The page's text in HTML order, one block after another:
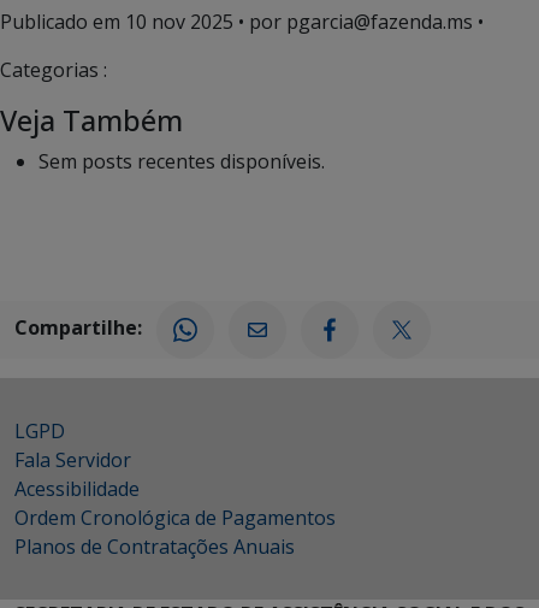
Publicado em 10 nov 2025 • por pgarcia@fazenda.ms •
Categorias :
Veja Também
Sem posts recentes disponíveis.
Compartilhe:
LGPD
Fala Servidor
Acessibilidade
Ordem Cronológica de Pagamentos
Planos de Contratações Anuais